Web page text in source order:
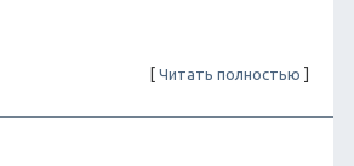
[ Читать полностью ]